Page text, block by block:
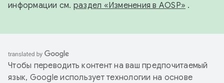
информации см. раздел «Изменения в AOSP» .
Чтобы переводить контент на ваш предпочитаемый
язык, Google использует технологии на основе